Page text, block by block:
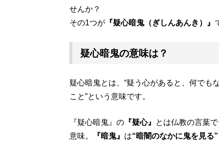
せんか？
その1つが 『疑心暗鬼（ぎしんあんき）』
疑心暗鬼の意味は？
疑心暗鬼とは、“疑う心があると、何でも
こと”という意味です。
『疑心暗鬼』の 『疑心』
とは仏教の言葉
意味。
『暗鬼』 は“暗闇のなかに鬼を見る”